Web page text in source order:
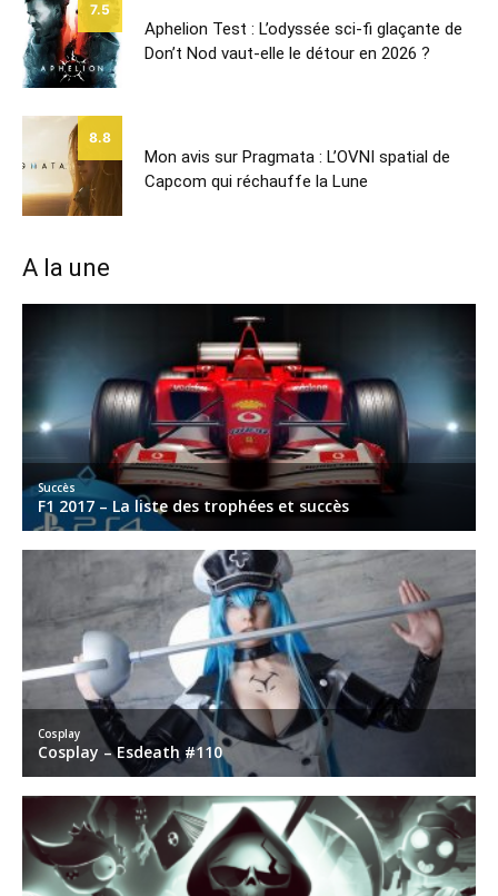
7.5
Aphelion Test : L’odyssée sci-fi glaçante de
Don’t Nod vaut-elle le détour en 2026 ?
8.8
Mon avis sur Pragmata : L’OVNI spatial de
Capcom qui réchauffe la Lune
A la une